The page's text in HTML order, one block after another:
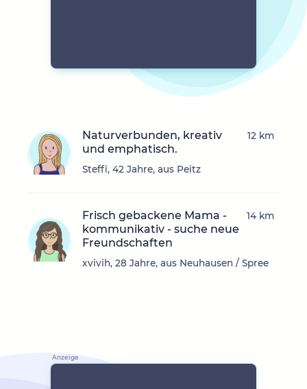
Naturverbunden, kreativ
und emphatisch.
Steffi, 42 Jahre, aus Peitz
12 km
Frisch gebackene Mama -
kommunikativ - suche neue
Freundschaften
xvivih, 28 Jahre, aus Neuhausen / Spree
14 km